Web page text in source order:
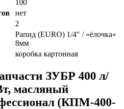
100
нет
2
Рапид (EURO) 1/4″ / «ёлочка»
8мм
коробка картонная
ЗУБР 400 л/
масляный
(КПМ-400-